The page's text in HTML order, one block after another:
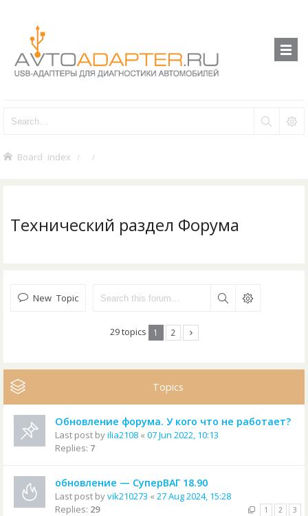
Board index
Технический раздел Форума
New Topic
29 topics 1 2
Topics
Обновление форума. У кого что не работает?
Last post byilia2108 « 07 Jun 2022, 10:13
Replies: 7
обновление — СуперВАГ 18.90
Last post byvik210273 « 27 Aug 2024, 15:28
Replies: 29 1 2 3